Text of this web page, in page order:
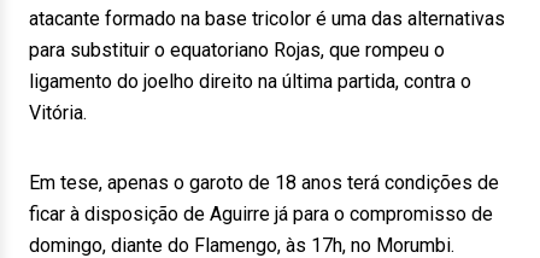
atacante formado na base tricolor é uma das alternativas
para substituir o equatoriano Rojas, que rompeu o
ligamento do joelho direito na última partida, contra o
Vitória.
Em tese, apenas o garoto de 18 anos terá condições de
ficar à disposição de Aguirre já para o compromisso de
domingo, diante do Flamengo, às 17h, no Morumbi.